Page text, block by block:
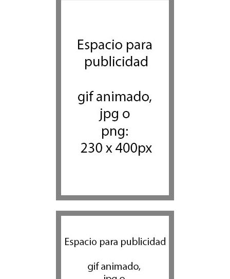
Alarma en Israel: Crece el
temor de que el apoyo
permanente
Israel y Medio Oriente
7 agosto 2026